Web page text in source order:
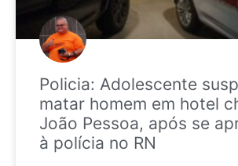
Policia: Adolescente
matar homem em hotel
João Pessoa, após se
à polícia no RN